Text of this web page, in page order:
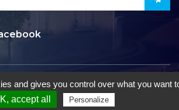
|Mentions Légales|Accessibilité|Une
de Gil FOURGEAUD
and gives you control over what you want
accept all Personalize